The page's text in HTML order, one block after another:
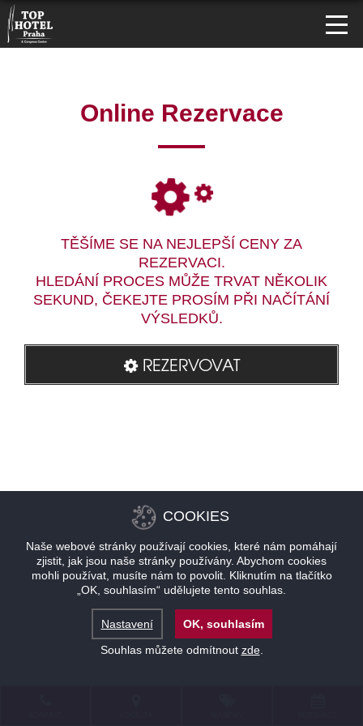
Online Rezervace
TĚŠÍME SE NA NEJLEPŠÍ CENY ZA
REZERVACI.
HLEDÁNÍ PROCES MŮŽE TRVAT NĚKOLIK
SEKUND, ČEKEJTE PROSÍM PŘI NAČÍTÁNÍ
VÝSLEDKŮ.
REZERVOVAT
COOKIES
Naše webové stránky používají cookies, které nám pomáhají
zjistit, jak jsou naše stránky používány. Abychom cookies
mohli používat, musíte nám to povolit. Kliknutím na tlačítko
„OK, souhlasím“ udělujete tento souhlas.
Nastavení
OK, souhlasím
Souhlas můžete odmítnout zde.